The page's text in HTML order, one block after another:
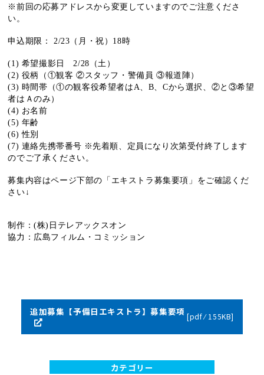
※前回の応募アドレスから変更していますのでご注意くださ
い。
申込期限： 2/23（月・祝）18時
(1) 希望撮影日 2/28（土）
(2) 役柄（①観客 ②スタッフ・警備員 ③報道陣）
(3) 時間帯（①の観客役希望者はA、B、Cから選択、②と③希望
者はＡのみ）
(4) お名前
(5) 年齢
(6) 性別
(7) 連絡先携帯番号 ※先着順、定員になり次第受付終了します
のでご了承ください。
募集内容はページ下部の「エキストラ募集要項」をご確認くだ
さい↓
制作：(株)日テレアックスオン
協力：広島フィルム・コミッション
追加募集【予備日エキストラ】募集要項 [pdf ⁄ 155KB]
カテゴリー